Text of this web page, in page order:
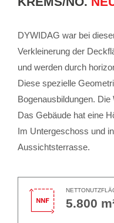
DYWIDAG war bei
Verkleinerung der
und werden durch
Diese spezielle
Bogenausbildungen.
Das Gebäude hat eine
Im Untergeschoss und
Aussichtsterrasse.
5.800